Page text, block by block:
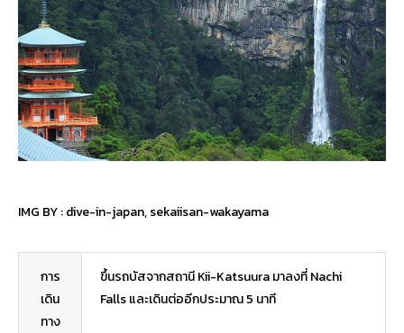
IMG BY :dive-in-japan,sekaiisan-wakayama
การ
เดิน
ทาง
ขึ้นรถบัสจากสถานี Kii-Katsuura มาลงที่ Nachi
Falls และเดินต่ออีกประมาณ 5 นาที